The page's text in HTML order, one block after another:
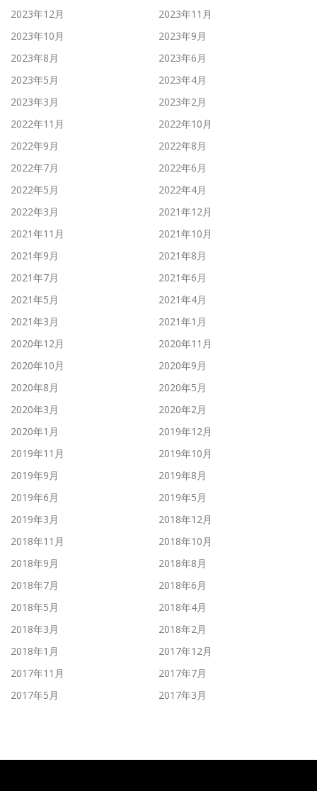
2023年12月
2023年11月
2023年10月
2023年9月
2023年8月
2023年6月
2023年5月
2023年4月
2023年3月
2023年2月
2022年11月
2022年10月
2022年9月
2022年8月
2022年7月
2022年6月
2022年5月
2022年4月
2022年3月
2021年12月
2021年11月
2021年10月
2021年9月
2021年8月
2021年7月
2021年6月
2021年5月
2021年4月
2021年3月
2021年1月
2020年12月
2020年11月
2020年10月
2020年9月
2020年8月
2020年5月
2020年3月
2020年2月
2020年1月
2019年12月
2019年11月
2019年10月
2019年9月
2019年8月
2019年6月
2019年5月
2019年3月
2018年12月
2018年11月
2018年10月
2018年9月
2018年8月
2018年7月
2018年6月
2018年5月
2018年4月
2018年3月
2018年2月
2018年1月
2017年12月
2017年11月
2017年7月
2017年5月
2017年3月